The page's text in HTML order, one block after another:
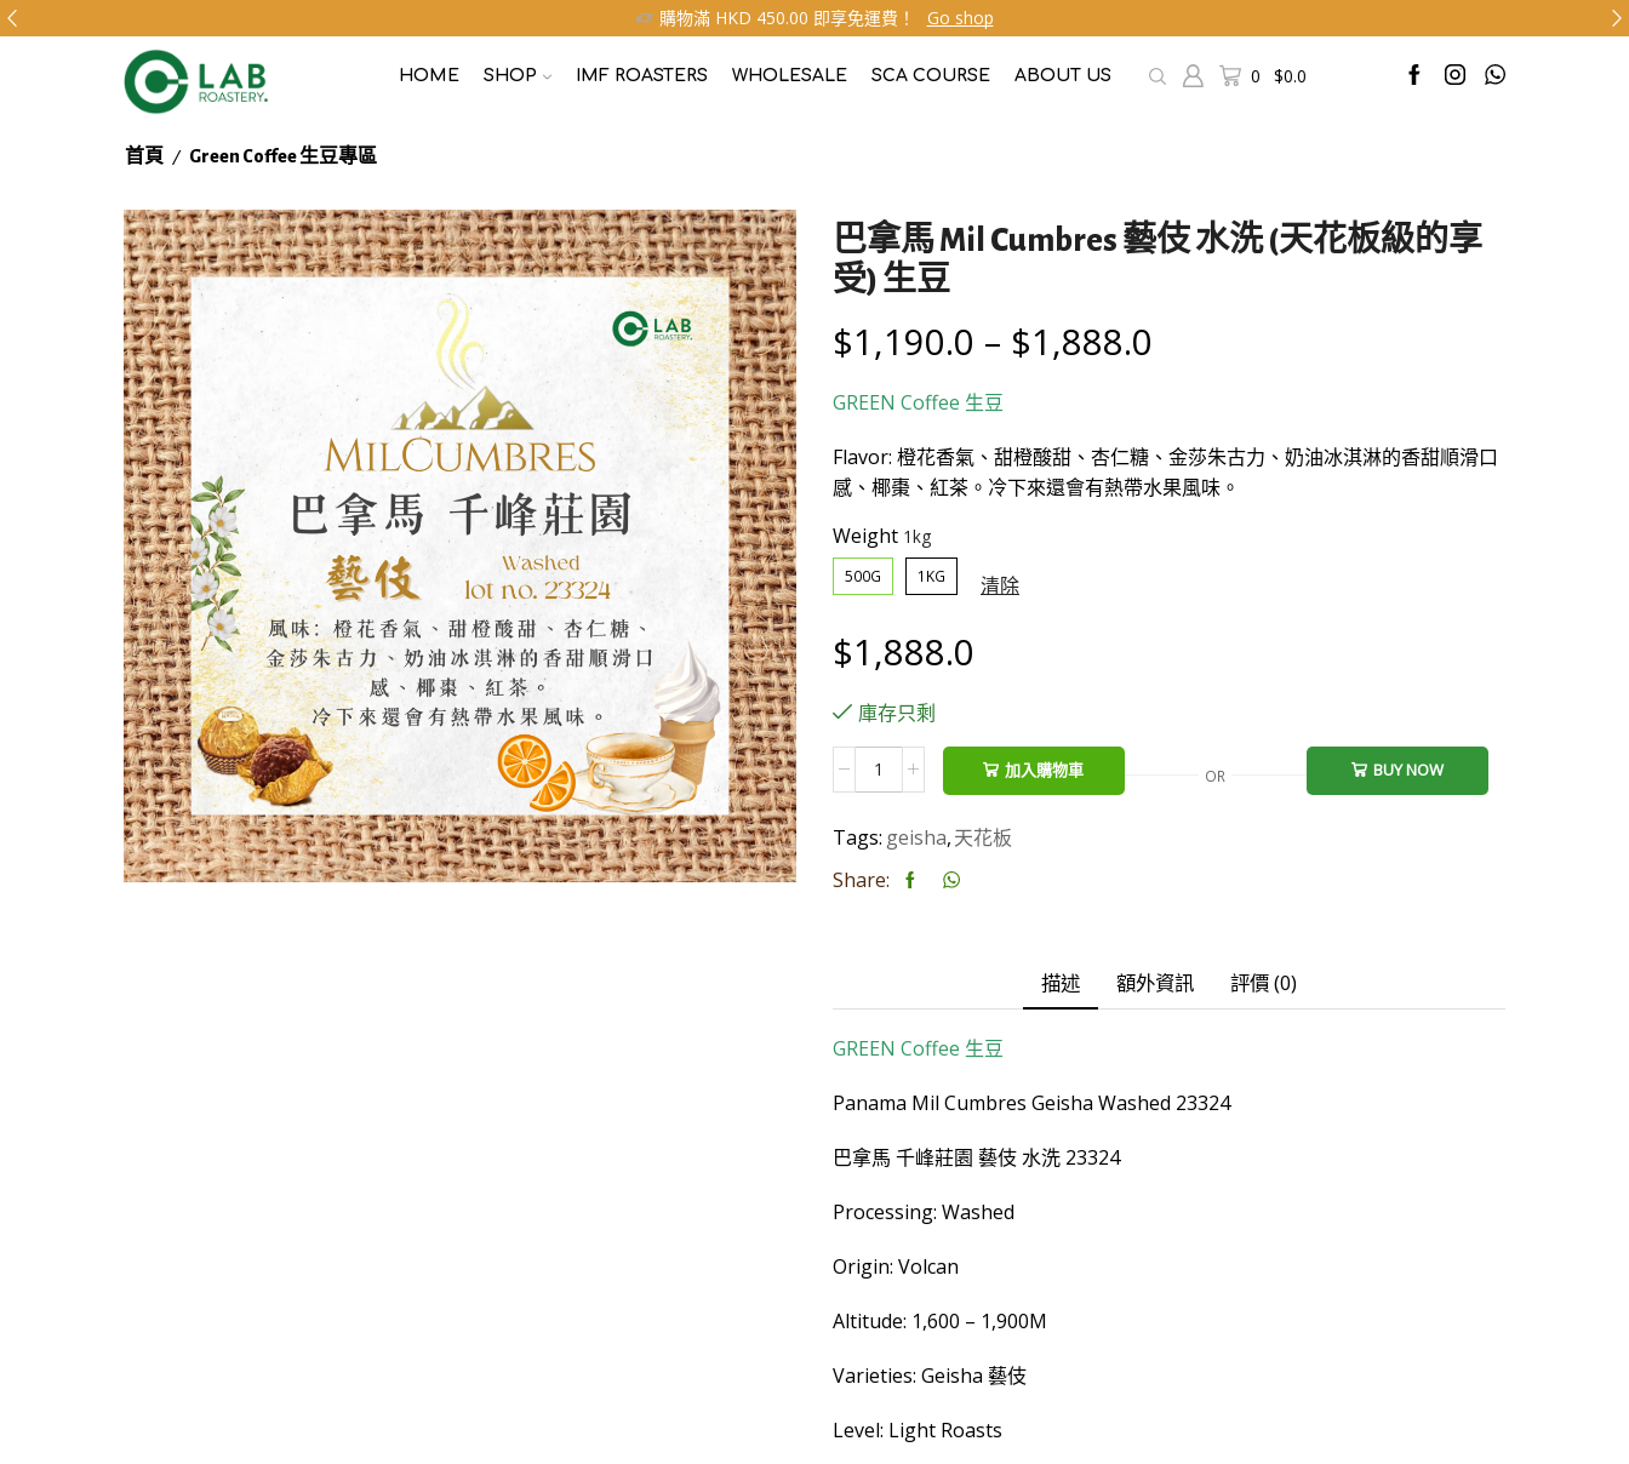
購物滿 HKD 450.00 即享免運費！ Go shop
HOME SHOP IMF ROASTERS WHOLESALE SCA COURSE ABOUT US 0 $0.0
首頁 / Green Coffee 生豆專區
巴拿馬 Mil Cumbres 藝伎 水洗 (天花板級的享
受) 生豆
$1,190.0 – $1,888.0
GREEN Coffee 生豆
Flavor: 橙花香氣、甜橙酸甜、杏仁糖、金莎朱古力、奶油冰淇淋的香甜順滑口
感、椰棗、紅茶。冷下來還會有熱帶水果風味。
Weight
500G 1KG 清除
$1,888.0
庫存只剩
拿
Mil
Cumbres
洗
花
板
的
受)
豆
量
加入購物車 OR BUY NOW
Tags: geisha,天花板
Share:
描述 額外資訊 評價 (0)
GREEN Coffee 生豆
Panama Mil Cumbres Geisha Washed 23324
巴拿馬 千峰莊園 藝伎 水洗 23324
Processing: Washed
Origin: Volcan
Altitude: 1,600 – 1,900M
Varieties: Geisha 藝伎
Level: Light Roasts